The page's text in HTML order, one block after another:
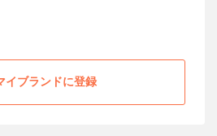
イブランドに登録